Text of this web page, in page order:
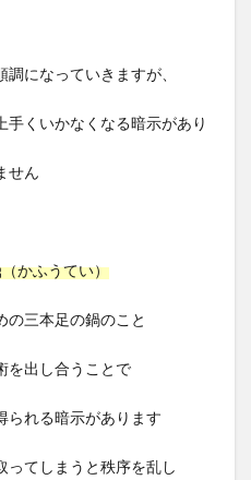
になっていきますが、
くいかなくなる暗示があり
せん
かふうてい）
の三本足の鍋のこと
を出し合うことで
られる暗示があります
ってしまうと秩序を乱し